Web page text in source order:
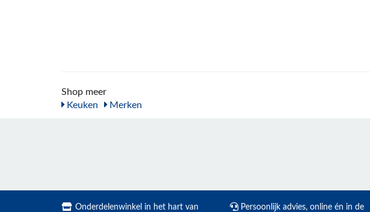
Shop meer
Keuken
Merken
Onderdelenwinkel in het hart van
Persoonlijk advies, online én in de